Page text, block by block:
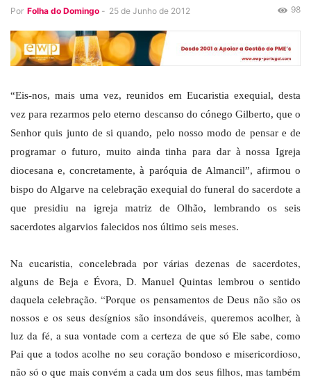
Por Folha do Domingo - 25 de Junho de 2012 98
“Eis-nos, mais uma vez, reunidos em Eucaristia exequial, desta
vez para rezarmos pelo eterno descanso do cónego Gilberto, que o
Senhor quis junto de si quando, pelo nosso modo de pensar e de
programar o futuro, muito ainda tinha para dar à nossa Igreja
diocesana e, concretamente, à paróquia de Almancil”, afirmou o
bispo do Algarve na celebração exequial do funeral do sacerdote a
que presidiu na igreja matriz de Olhão, lembrando os seis
sacerdotes algarvios falecidos nos último seis meses.
Na eucaristia, concelebrada por várias dezenas de sacerdotes,
alguns de Beja e Évora, D. Manuel Quintas lembrou o sentido
daquela celebração. “Porque os pensamentos de Deus não são os
nossos e os seus desígnios são insondáveis, queremos acolher, à
luz da fé, a sua vontade com a certeza de que só Ele sabe, como
Pai que a todos acolhe no seu coração bondoso e misericordioso,
não só o que mais convém a cada um dos seus filhos, mas também